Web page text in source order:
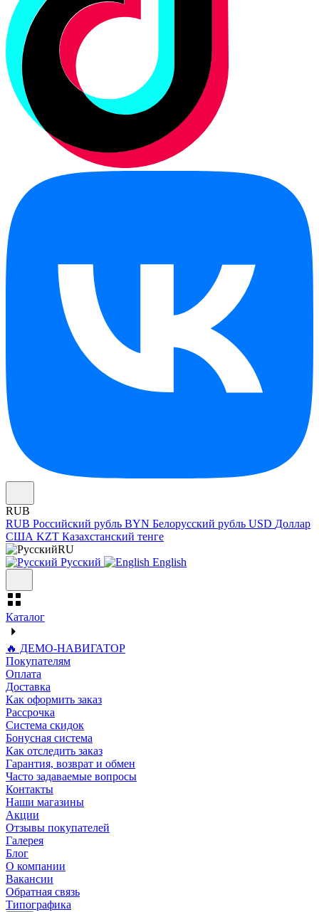
RUB
RUB Российский рубль BYN Белорусский рубль USD Доллар
США KZT Казахстанский тенге
RU
Русский
English
Каталог
🔥 ДЕМО-НАВИГАТОР
Покупателям
Оплата
Доставка
Как оформить заказ
Рассрочка
Система скидок
Бонусная система
Как отследить заказ
Гарантия, возврат и обмен
Часто задаваемые вопросы
Контакты
Наши магазины
Акции
Отзывы покупателей
Галерея
Блог
О компании
Вакансии
Обратная связь
Типографика